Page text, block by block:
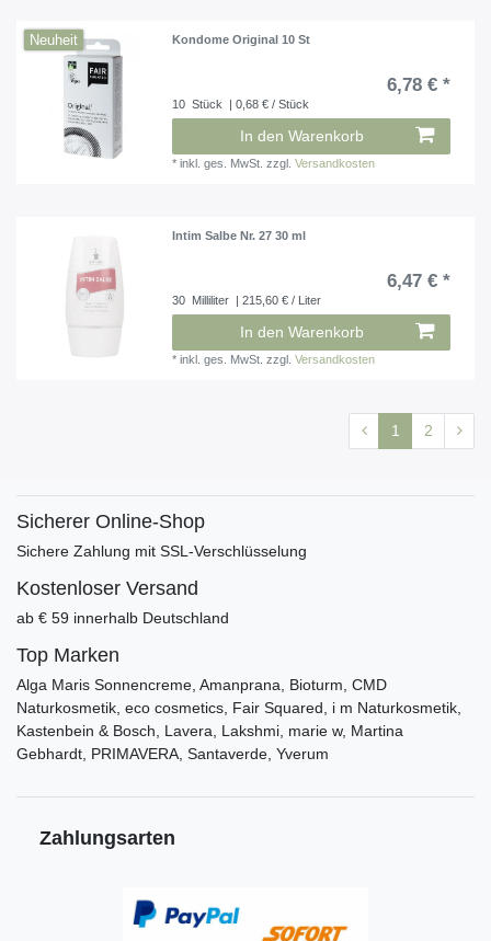
Neuheit Kondome Original 10 St
6,78 € *
10 Stück | 0,68 € / Stück
In den Warenkorb
*inkl. ges. MwSt. zzgl.Versandkosten
Intim Salbe Nr. 27 30 ml
6,47 € *
30 Milliliter | 215,60 € / Liter
In den Warenkorb
*inkl. ges. MwSt. zzgl.Versandkosten
1 2
Sicherer Online-Shop
Sichere Zahlung mit SSL-Verschlüsselung
Kostenloser Versand
ab € 59 innerhalb Deutschland
Top Marken
Alga Maris Sonnencreme, Amanprana, Bioturm, CMD
Naturkosmetik, eco cosmetics, Fair Squared, i m Naturkosmetik,
Kastenbein & Bosch, Lavera, Lakshmi, marie w, Martina
Gebhardt, PRIMAVERA, Santaverde, Yverum
Zahlungsarten